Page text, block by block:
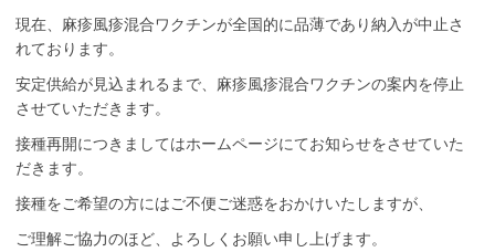
現在、麻疹風疹混合ワクチンが全国的に品薄であり納入が中止さ
れております。
安定供給が見込まれるまで、麻疹風疹混合ワクチンの案内を停止
させていただきます。
接種再開につきましてはホームページにてお知らせをさせていた
だきます。
接種をご希望の方にはご不便ご迷惑をおかけいたしますが、
ご理解ご協力のほど、よろしくお願い申し上げます。